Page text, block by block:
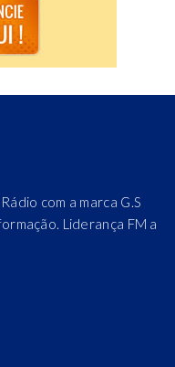
com a marca G.S
Liderança FM a